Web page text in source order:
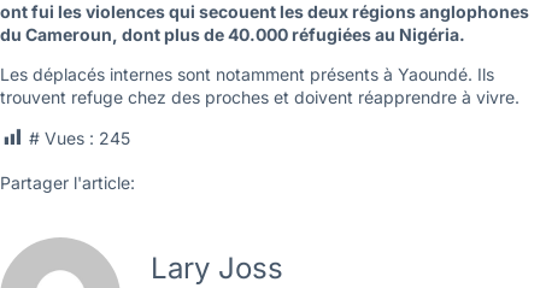
ont fui les violences qui secouent les deux régions anglophones
du Cameroun, dont plus de 40.000 réfugiées au Nigéria.
Les déplacés internes sont notamment présents à Yaoundé. Ils
trouvent refuge chez des proches et doivent réapprendre à vivre.
# Vues : 245
Partager l'article:
Lary Joss